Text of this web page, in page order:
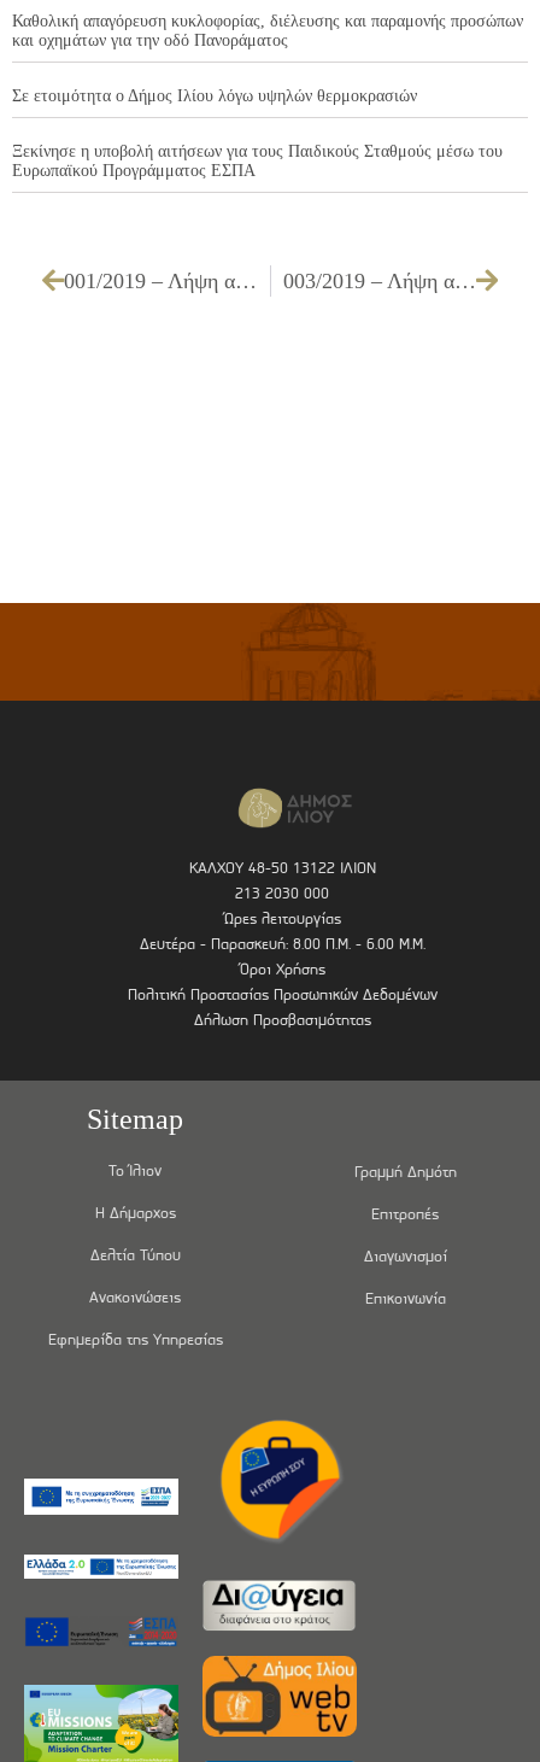
Καθολική απαγόρευση κυκλοφορίας, διέλευσης και παραμονής προσώπων
και οχημάτων για την οδό Πανοράματος
Σε ετοιμότητα ο Δήμος Ιλίου λόγω υψηλών θερμοκρασιών
Ξεκίνησε η υποβολή αιτήσεων για τους Παιδικούς Σταθμούς μέσω του
Ευρωπαϊκού Προγράμματος ΕΣΠΑ
001/2019 – Λήψη απόφασης τροποποίησης της μελέτης της Λεωφ. Αγ. Νικολάου η οποία είχε εγκριθεί με την υπ’ αριθμ. 248/2017 Α.Δ.Σ. «ως προς την ενσωμάτωση λωρίδας όδευσης τυφλών και στο ανατολικό πεζοδρόμιο της οδού» 003/2019 – Λήψη απόφασης για κατάργηση κενωθέντος περιπτέρου του Δήμου Ιλίου
ΚΑΛΧΟΥ 48-50 13122 ΙΛΙΟΝ
213 2030 000
Ώρες λειτουργίας
Δευτέρα - Παρασκευή: 8.00 Π.Μ. - 6.00 Μ.Μ.
Όροι Χρήσης
Πολιτική Προστασίας Προσωπικών Δεδομένων
Δήλωση Προσβασιμότητας
Sitemap
Το Ίλιον
Η Δήμαρχος
Δελτία Τύπου
Ανακοινώσεις
Εφημερίδα της Υπηρεσίας
Γραμμή Δημότη
Επιτροπές
Διαγωνισμοί
Επικοινωνία